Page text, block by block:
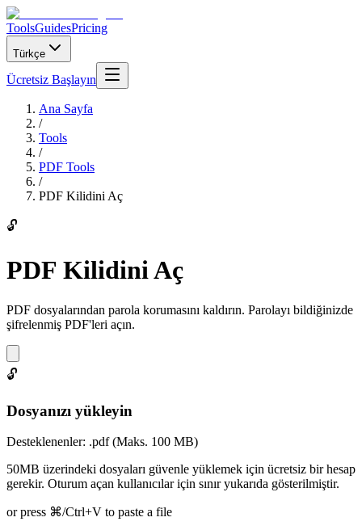
ToolsGuidesPricing
Türkçe
Ücretsiz Başlayın
Ana Sayfa
/
Tools
/
PDF Tools
/
PDF Kilidini Aç
🔓
PDF Kilidini Aç
PDF dosyalarından parola korumasını kaldırın. Parolayı bildiğinizde
şifrelenmiş PDF'leri açın.
🔓
Dosyanızı yükleyin
Desteklenenler: .pdf (Maks. 100 MB)
50MB üzerindeki dosyaları güvenle yüklemek için ücretsiz bir hesap
gerekir. Oturum açan kullanıcılar için sınır yukarıda gösterilmiştir.
or press ⌘/Ctrl+V to paste a file